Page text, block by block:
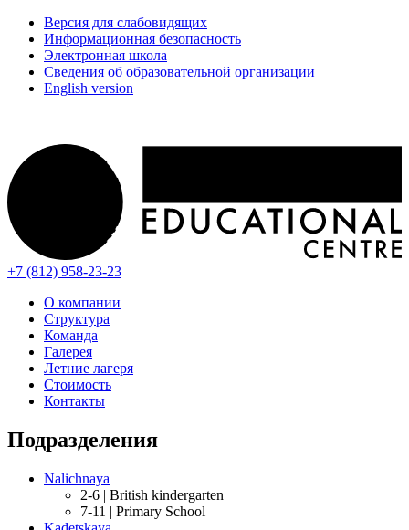
Версия для слабовидящих
Информационная безопасность
Электронная школа
Сведения об образовательной организации
English version
+7 (812) 958-23-23
О компании
Структура
Команда
Галерея
Летние лагеря
Стоимость
Контакты
Подразделения
Nalichnaya
2-6 | British kindergarten
7-11 | Primary School